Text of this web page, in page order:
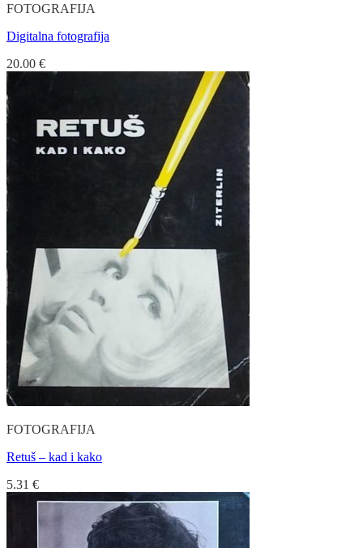
FOTOGRAFIJA
Digitalna fotografija
20.00 €
FOTOGRAFIJA
Retuš – kad i kako
5.31 €